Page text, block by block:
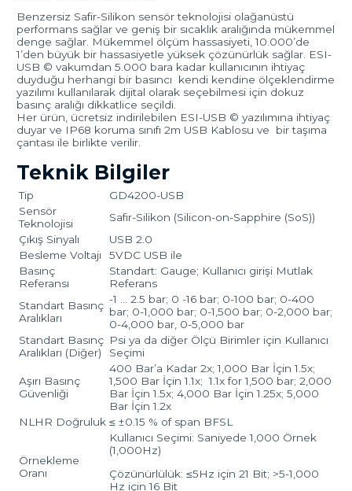
Benzersiz Safir-Silikon sensör teknolojisi olağanüstü
performans sağlar ve geniş bir sıcaklık aralığında mükemmel
denge sağlar. Mükemmel ölçüm hassasiyeti, 10.000’de
1’den büyük bir hassasiyetle yüksek çözünürlük sağlar. ESI-
USB © vakumdan 5.000 bara kadar kullanıcının ihtiyaç
duyduğu herhangi bir basıncı kendi kendine ölçeklendirme
yazılımı kullanılarak dijital olarak seçebilmesi için dokuz
basınç aralığı dikkatlice seçildi.
Her ürün, ücretsiz indirilebilen ESI-USB © yazılımına ihtiyaç
duyar ve IP68 koruma sınıfı 2m USB Kablosu ve bir taşıma
çantası ile birlikte verilir.
Teknik Bilgiler
Tip
GD4200-USB
Sensör
Teknolojisi
Safir-Silikon (Silicon-on-Sapphire (SoS))
Çıkış Sinyalı
USB 2.0
Besleme Voltajı
5VDC USB ile
Basınç
Referansı
Standart: Gauge; Kullanıcı girişi Mutlak
Referans
Standart Basınç
Aralıkları
-1 … 2.5 bar; 0 -16 bar; 0-100 bar; 0-400
bar; 0-1,000 bar; 0-1,500 bar; 0-2,000 bar;
0-4,000 bar, 0-5,000 bar
Standart Basınç
Aralıkları (Diğer)
Psi ya da diğer Ölçü Birimler için Kullanıcı
Seçimi
Aşırı Basınç
Güvenliği
400 Bar’a Kadar 2x; 1,000 Bar İçin 1.5x;
1,500 Bar İçin 1.1x; 1.1x for 1,500 bar; 2,000
Bar İçin 1.5x; 4,000 Bar İçin 1.25x; 5,000
Bar İçin 1.2x
NLHR Doğruluk ≤ ±0.15 % of span BFSL
Örnekleme
Oranı
Kullanıcı Seçimi: Saniyede 1,000 Örnek
(1,000Hz)
Çözünürlülük: ≤5Hz için 21 Bit; >5-1,000
Hz için 16 Bit